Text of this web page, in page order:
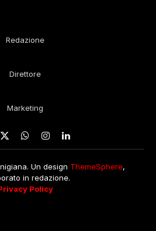
Redazione
Direttore
Marketing
X
WhatsApp
Instagram
LinkedIn
Un design ThemeSphere,
in redazione.
Policy